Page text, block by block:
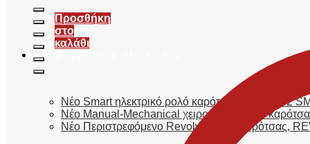
Ρολά καρότσας αλουμινίου
Νέο Smart ηλεκτρικό ρολό καρότσας, E-ROLL 2
Νέο Manual-Mechanical χειροκίνητο ρολό
Νέο Περιστρεφόμενο Revolver ρολό καρότσας,
Προσθήκη
στο
καλάθι